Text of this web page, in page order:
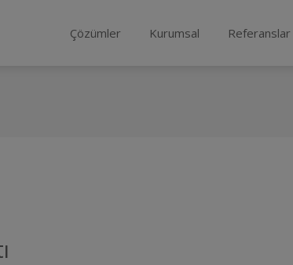
Çözümler Kurumsal Referanslar